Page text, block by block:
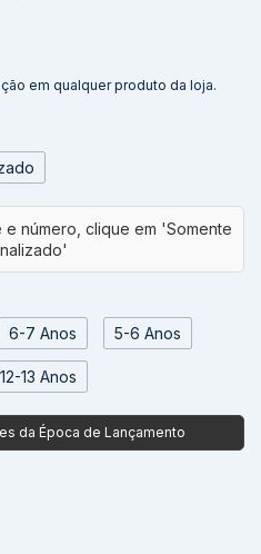
em qualquer produto da loja.
6-7 Anos 5-6 Anos
12-13 Anos